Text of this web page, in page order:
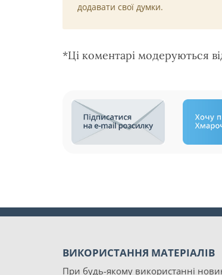
додавати свої думки.
*Ці коментарі модеруються
ВИКОРИСТАННЯ МАТЕРІАЛІВ
При будь-якому використанні